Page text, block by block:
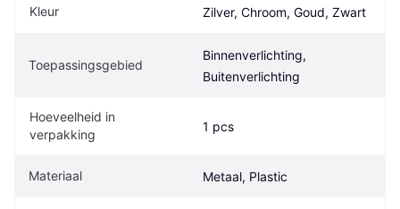
Kleur Zilver, Chroom, Goud, Zwart
Toepassingsgebied
Binnenverlichting,
Buitenverlichting
Hoeveelheid in
verpakking
1 pcs
Materiaal Metaal, Plastic